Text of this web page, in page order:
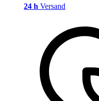
24 h Versand